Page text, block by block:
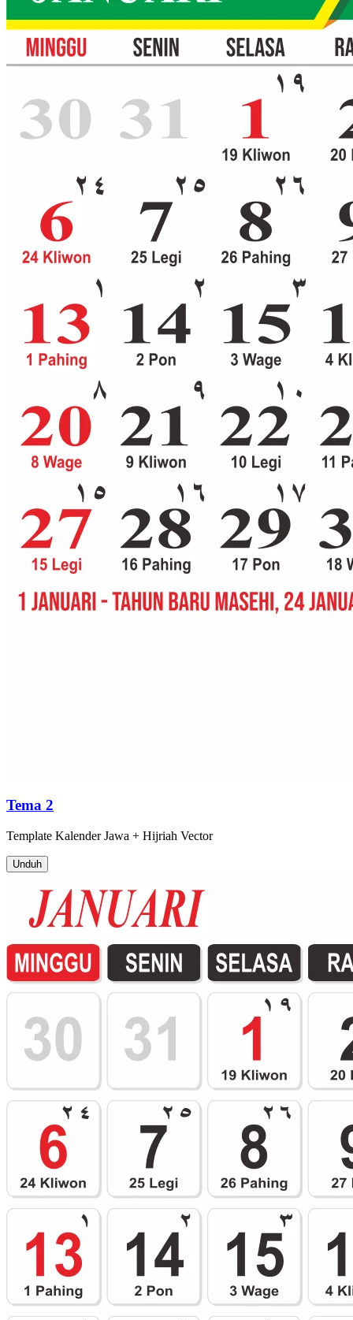
Tema 2
Template Kalender Jawa + Hijriah Vector
Unduh